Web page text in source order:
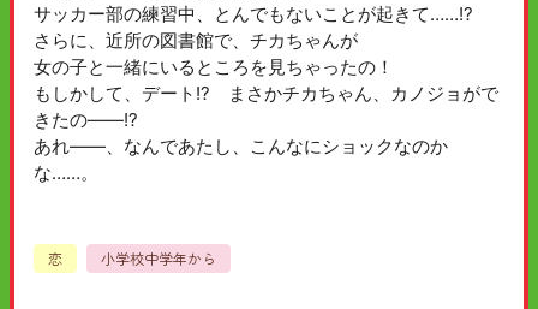
サッカー部の練習中、とんでもないことが起きて……!?
さらに、近所の図書館で、チカちゃんが
女の子と一緒にいるところを見ちゃったの！
もしかして、デート!? まさかチカちゃん、カノジョがで
きたの――!?
あれ――、なんであたし、こんなにショックなのか
な……。
恋 小学校中学年から